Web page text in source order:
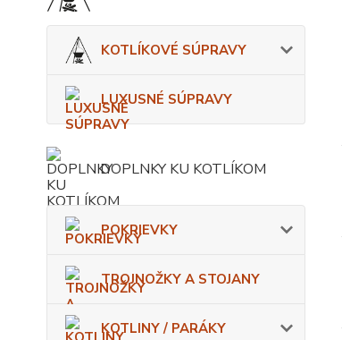
KOTLÍKOVÉ SÚPRAVY
LUXUSNÉ SÚPRAVY
DOPLNKY KU KOTLÍKOM
POKRIEVKY
TROJNOŽKY A STOJANY
KOTLINY / PARÁKY